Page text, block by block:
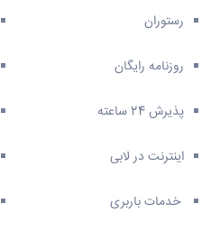
رستوران
روزنامه رایگان
پذیرش 24 ساعته
اینترنت در لابی
خدمات باربری